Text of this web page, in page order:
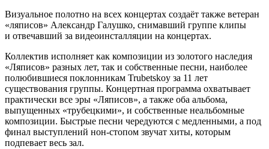
Визуальное полотно на всех концертах создаёт также ветеран
«ляписов» Александр Галушко, снимавший группе клипы
и отвечавший за видеоинсталляции на концертах.
Коллектив исполняет как композиции из золотого наследия
«Ляписов» разных лет, так и собственные песни, наиболее
полюбившиеся поклонникам Trubetskoy за 11 лет
существования группы. Концертная программа охватывает
практически все эры «Ляписов», а также оба альбома,
выпущенных «трубецкими», и собственные неальбомные
композиции. Быстрые песни чередуются с медленными, а под
финал выступлений нон-стопом звучат хиты, которым
подпевает весь зал.